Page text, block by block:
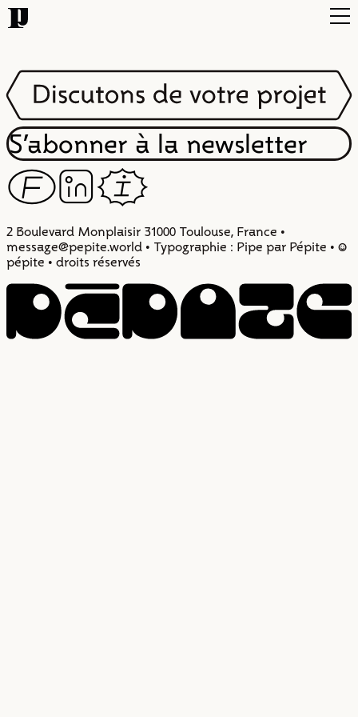
Typo
Infos
Contact
S’abonner à la newsletter
FZI
2 Boulevard Monplaisir 31000 Toulouse, France •
message@pepite.world • Typographie : Pipe par Pépite • :)
pépite • droits réservés